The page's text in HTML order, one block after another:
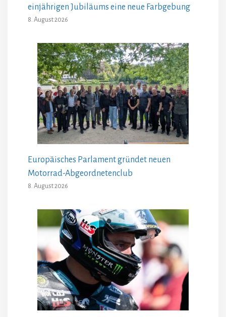
einjährigen Jubiläums eine neue Farbgebung
8. August 2026
Europäisches Parlament gründet neuen
Motorrad-Abgeordnetenclub
8. August 2026